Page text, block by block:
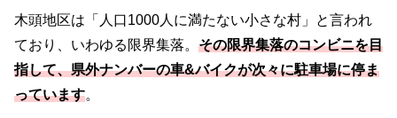
木頭地区は「人口1000人に満たない小さな村」と言われ
ており、いわゆる限界集落。 その限界集落のコンビニを目
指して、県外ナンバーの車&バイクが次々に駐車場に停ま
っています。